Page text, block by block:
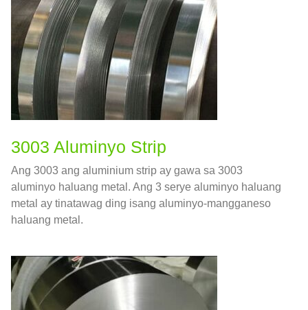
3003 Aluminyo Strip
Ang 3003 ang aluminium strip ay gawa sa 3003
aluminyo haluang metal. Ang 3 serye aluminyo haluang
metal ay tinatawag ding isang aluminyo-mangganeso
haluang metal.